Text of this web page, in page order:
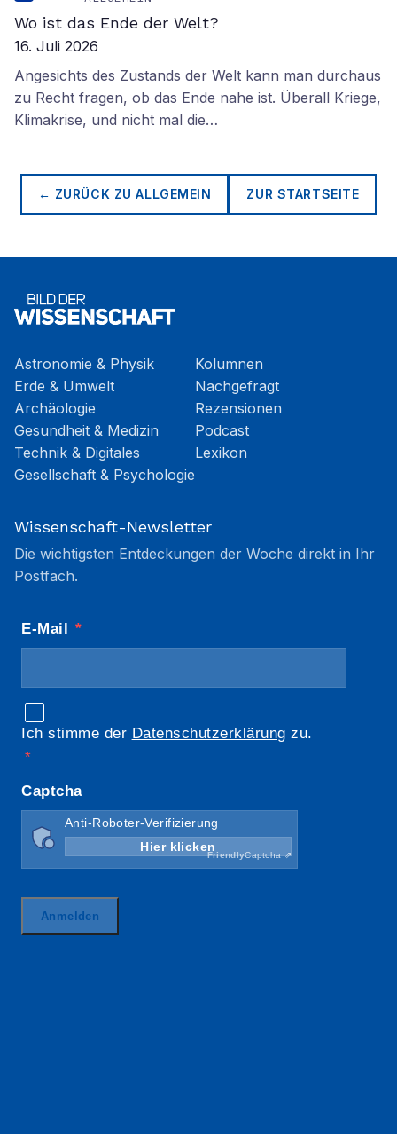
Wo ist das Ende der Welt?
16. Juli 2026
Angesichts des Zustands der Welt kann man durchaus
zu Recht fragen, ob das Ende nahe ist. Überall Kriege,
Klimakrise, und nicht mal die…
← ZURÜCK ZUALLGEMEIN ZUR STARTSEITE
Astronomie & Physik
Erde & Umwelt
Archäologie
Gesundheit & Medizin
Technik & Digitales
Gesellschaft & Psychologie
Kolumnen
Nachgefragt
Rezensionen
Podcast
Lexikon
Wissenschaft-Newsletter
Die wichtigsten Entdeckungen der Woche direkt in Ihr
Postfach.